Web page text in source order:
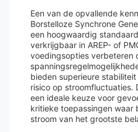
Een van de opvallende
Borstelloze Synchrone
een hoogwaardig
verkrijgbaar in AREP- of
voedingsopties verbeteren
bieden superieure
risico op stroomfluctuaties.
een ideale keuze voor
kritieke toepassingen waar
stroom van het grootste